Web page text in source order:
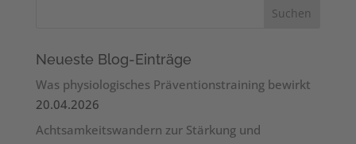
Neueste Blog-Einträge
Was physiologisches Präventionstraining bewirkt
20.04.2026
Achtsamkeitswandern zur Stärkung und